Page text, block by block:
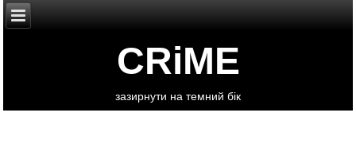
CRiME
зазирнути на темний бік